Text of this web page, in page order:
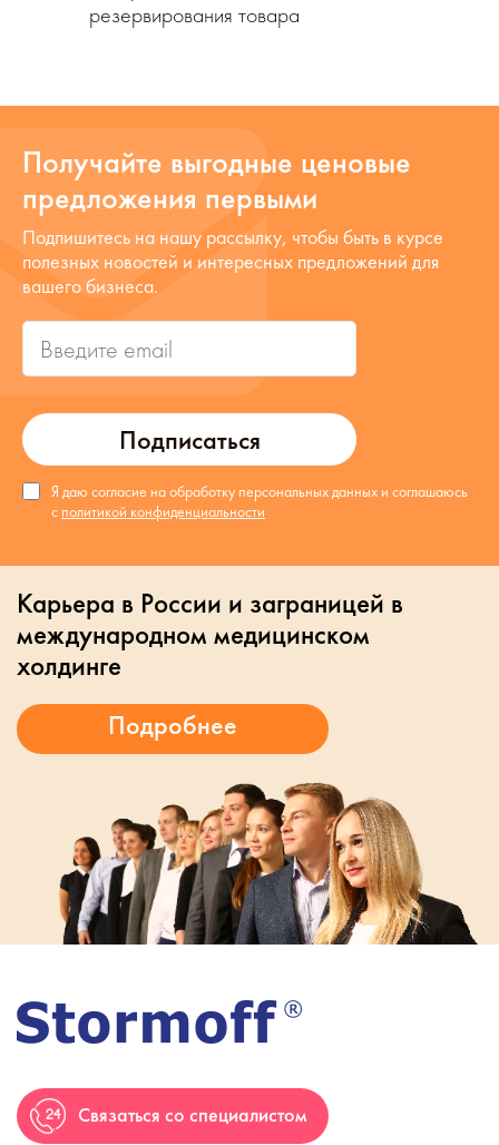
резервирования товара
Получайте выгодные ценовые
предложения первыми
Подписаться
Подпишитесь на нашу рассылку, чтобы быть в курсе
полезных новостей и интересных предложений для
вашего бизнеса.
Я даю согласие на обработку персональных данных и соглашаюсь
с политикой конфиденциальности
Карьера в России и заграницей в
международном медицинском
холдинге
Связаться со специалистом